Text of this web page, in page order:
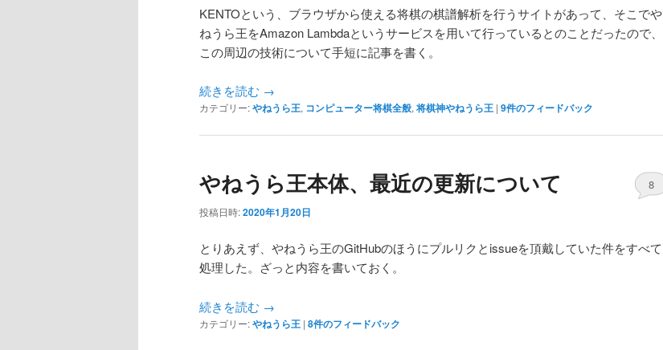
KENTOという、ブラウザから使える将棋の棋譜解析を行うサイトがあって、そこでや
ねうら王をAmazon Lambdaというサービスを用いて行っているとのことだったので、
この周辺の技術について手短に記事を書く。
続きを読む →
カテゴリー:やねうら王, コンピューター将棋全般, 将棋神やねうら王 | 9件のフィードバック
やねうら王本体、最近の更新について
投稿日時:2020年1月20日
8
とりあえず、やねうら王のGitHubのほうにプルリクとissueを頂戴していた件をすべて
処理した。ざっと内容を書いておく。
続きを読む →
カテゴリー:やねうら王 | 8件のフィードバック